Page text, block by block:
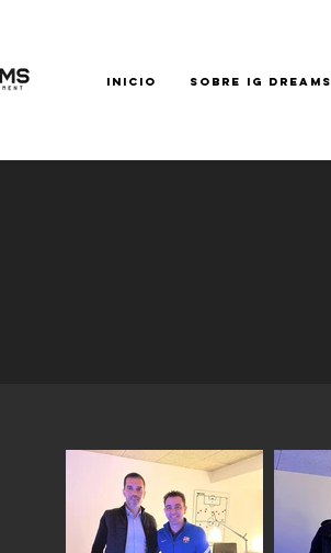
INICIO SOBRE IG DREAMS